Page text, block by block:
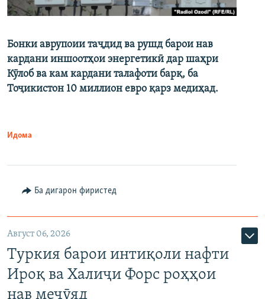
Бонки аврупоии таҷдид ва рушд барои нав
кардани иншоотҳои энергетикӣ дар шаҳри
Кӯлоб ва кам кардани талафоти барқ, ба
Тоҷикистон 10 миллион евро қарз медиҳад.
Идома
Ба дигарон фиристед
Август 06, 2026
Туркия барои интиқоли нафти
Ироқ ва Халиҷи Форс роҳҳои
нав меҷӯяд